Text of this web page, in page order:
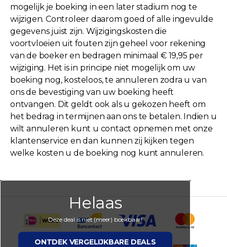
mogelijk je boeking in een later stadium nog te
wijzigen. Controleer daarom goed of alle ingevulde
gegevens juist zijn. Wijzigingskosten die
voortvloeien uit fouten zijn geheel voor rekening
van de boeker en bedragen minimaal € 19,95 per
wijziging. Het is in principe niet mogelijk om uw
boeking nog, kosteloos, te annuleren zodra u van
ons de bevestiging van uw boeking heeft
ontvangen. Dit geldt ook als u gekozen heeft om
het bedrag in termijnen aan ons te betalen. Indien u
wilt annuleren kunt u contact opnemen met onze
klantenservice en dan kunnen zij kijken tegen
welke kosten u de boeking nog kunt annuleren.
Helaas
Deze deal is niet (meer) boekbaar!
ONTDEK VERGELIJKBARE DEALS